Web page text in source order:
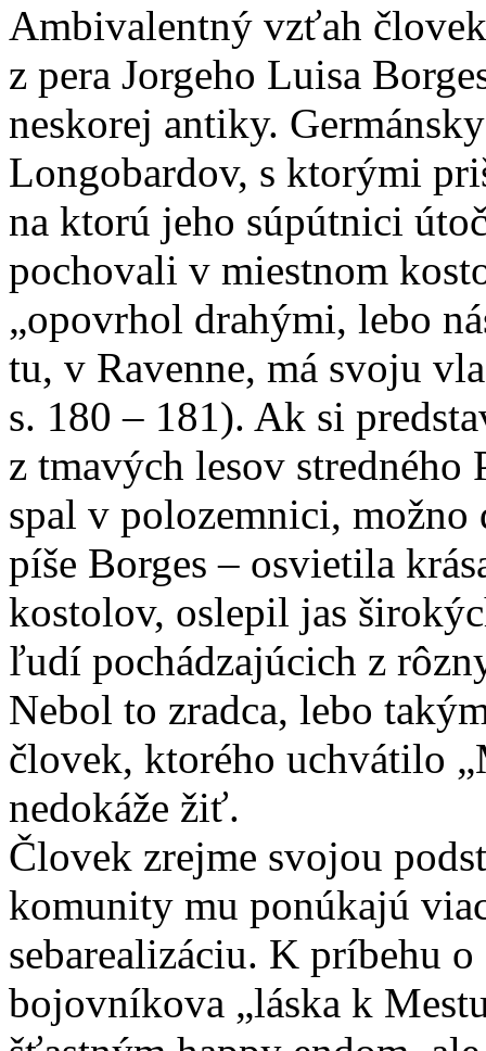
Ambivalentný vzťah
z pera Jorgeho Luisa
neskorej antiky.
Longobardov, s ktorými
na ktorú jeho súpútnici
pochovali v miestnom
„opovrhol drahými, lebo
tu, v Ravenne, má svoju
s. 180 – 181). Ak si
z tmavých lesov
spal v polozemnici, možno
píše Borges – osvietila
kostolov, oslepil jas
ľudí pochádzajúcich z
Nebol to zradca, lebo
človek, ktorého uchvátilo
nedokáže žiť.
Človek zrejme svojou
komunity mu ponúkajú
sebarealizáciu. K príbehu
bojovníkova „láska k